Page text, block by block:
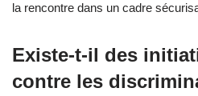
la rencontre dans un cadre
Existe-t-il des
contre les